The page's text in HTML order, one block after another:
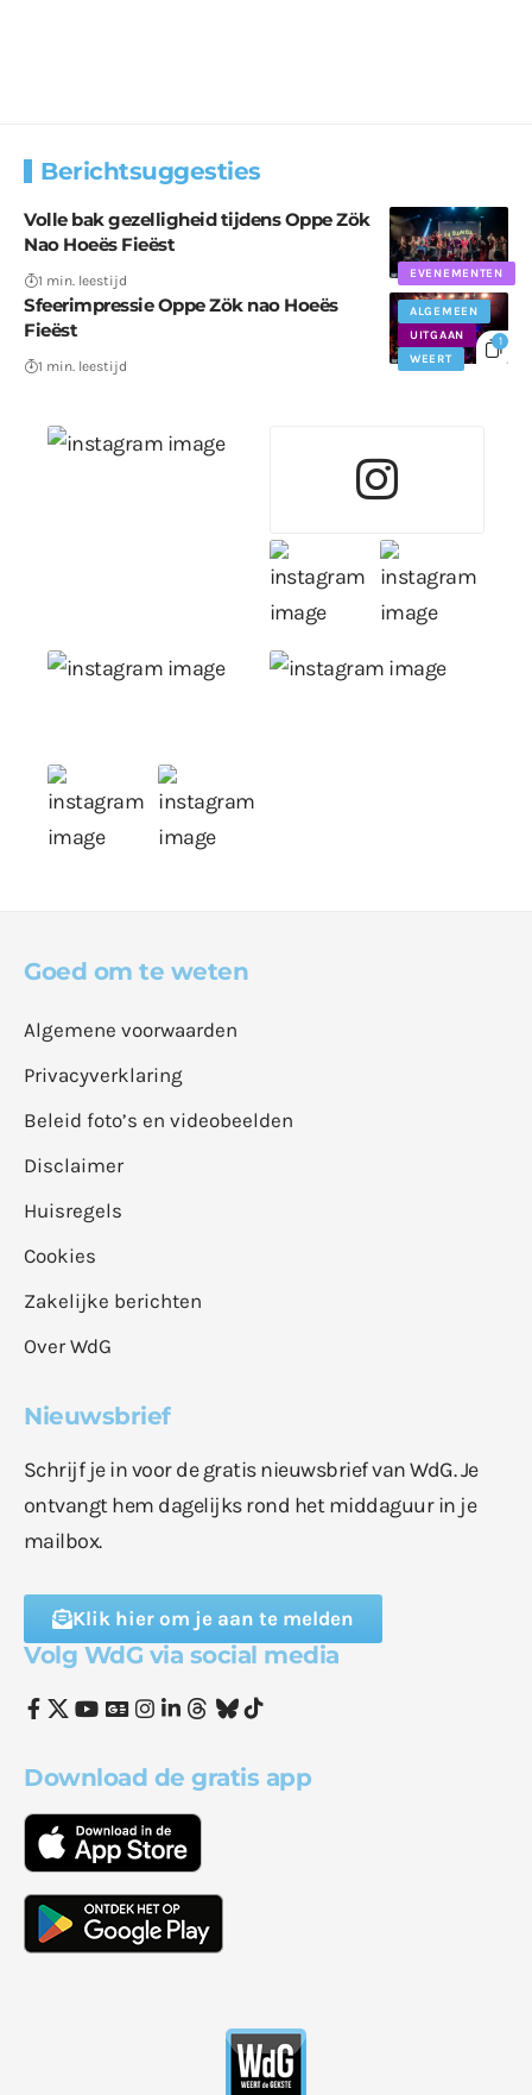
Berichtsuggesties
EVENEMENTEN
Volle bak gezelligheid tijdens Oppe Zök
Nao Hoeës Fieëst
1 min. leestijd
1
ALGEMEEN
UITGAAN
WEERT
Sfeerimpressie Oppe Zök nao Hoeës
Fieëst
1 min. leestijd
Goed om te weten
Algemene voorwaarden
Privacyverklaring
Beleid foto’s en videobeelden
Disclaimer
Huisregels
Cookies
Zakelijke berichten
Over WdG
Nieuwsbrief
Schrijf je in voor de gratis nieuwsbrief van WdG. Je
ontvangt hem dagelijks rond het middaguur in je
mailbox.
Klik hier om je aan te melden
Volg WdG via social media
Download de gratis app